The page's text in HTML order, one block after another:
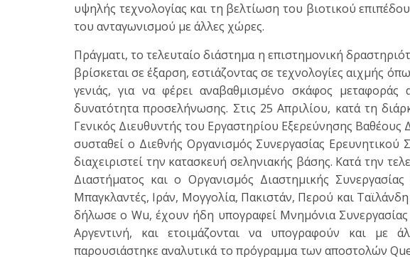
υψηλής τεχνολογίας και τη βελτίωση του βιοτικού
του ανταγωνισμού με άλλες χώρες.
Πράγματι, το τελευταίο διάστημα η επιστημονική
βρίσκεται σε έξαρση, εστιάζοντας σε τεχνολογίες αιχμής
γενιάς, για να φέρει αναβαθμισμένο σκάφος
δυνατότητα προσελήνωσης. Στις 25 Απριλίου, κατά τη
Γενικός Διευθυντής του Εργαστηρίου Εξερεύνησης Βαθέους
συσταθεί ο Διεθνής Οργανισμός Συνεργασίας Ερευνητικού
διαχειριστεί την κατασκευή σεληνιακής βάσης. Κατά την
Διαστήματος και ο Οργανισμός Διαστημικής
Μπαγκλαντές, Ιράν, Μογγολία, Πακιστάν, Περού και
δήλωσε ο Wu, έχουν ήδη υπογραφεί Μνημόνια
Αργεντινή, και ετοιμάζονται να υπογραφούν και με
παρουσιάστηκε αναλυτικά το πρόγραμμα των αποστολών